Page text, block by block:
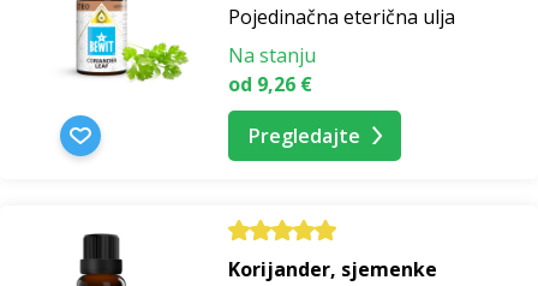
Pojedinačna eterična ulja
Na stanju
od 9,26 €
Pregledajte
Korijander, sjemenke